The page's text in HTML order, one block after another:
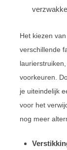
Het kiezen
verschillende
voorkeuren.
je uiteindelijk
voor het
nog meer